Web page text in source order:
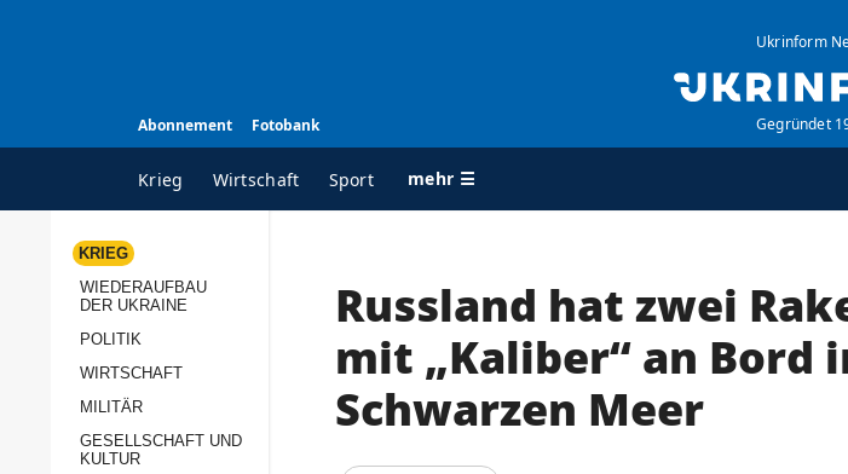
Abonnement Fotobank
Ukrinform
Gegründet
Krieg Wirtschaft Sport mehr ☰
ALLE RUBRIKEN
Wiederaufbau der
Politik
AGENTUR
Über uns
Kontakte
services
KRIEG
WIEDERAUFBAU
DER UKRAINE
POLITIK
WIRTSCHAFT
MILITÄR
GESELLSCHAFT UND
KULTUR
Russland hat zwei
mit „Kaliber“ an Bord
Schwarzen Meer